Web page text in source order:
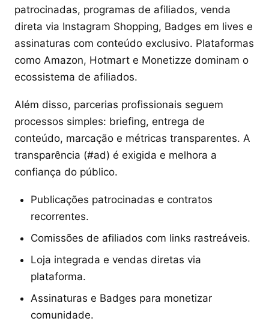
patrocinadas, programas de afiliados, venda
direta via Instagram Shopping, Badges em lives e
assinaturas com conteúdo exclusivo. Plataformas
como Amazon, Hotmart e Monetizze dominam o
ecossistema de afiliados.
Além disso, parcerias profissionais seguem
processos simples: briefing, entrega de
conteúdo, marcação e métricas transparentes. A
transparência (#ad) é exigida e melhora a
confiança do público.
Publicações patrocinadas e contratos
recorrentes.
Comissões de afiliados com links rastreáveis.
Loja integrada e vendas diretas via
plataforma.
Assinaturas e Badges para monetizar
comunidade.